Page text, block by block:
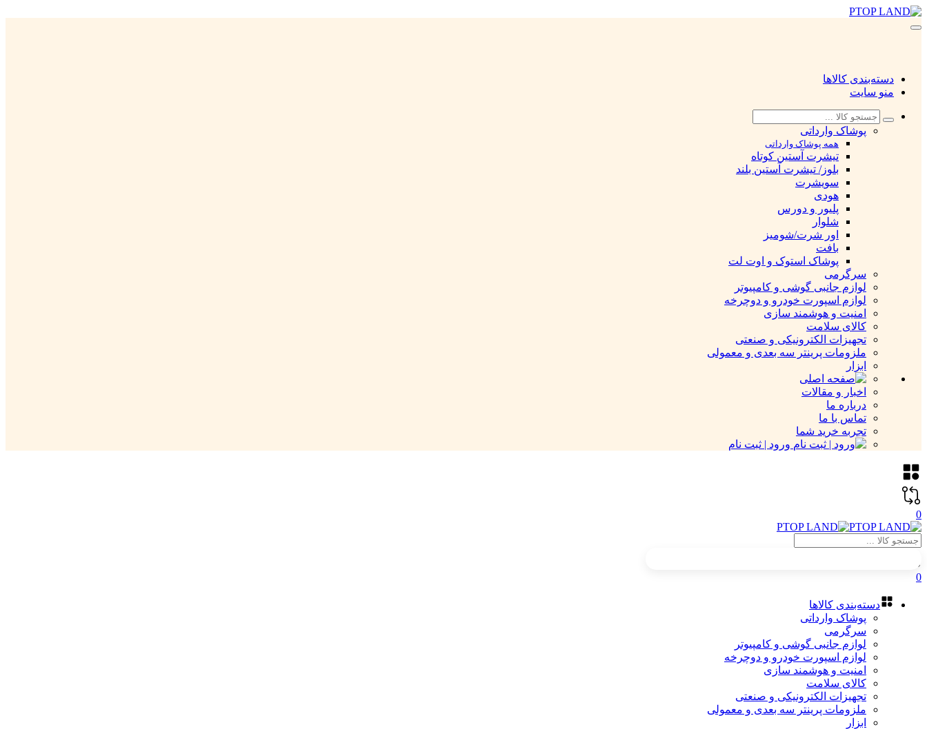
دسته‌بندی کالاها
منو سایت
پوشاک وارداتی
همه پوشاک وارداتی
تیشرت آستین کوتاه
بلوز/ تیشرت آستین بلند
سویشرت
هودی
پلیور و دورس
شلوار
اور شرت/شومیز
بافت
پوشاک استوک و اوت لت
سرگرمی
لوازم جانبی گوشی و کامپیوتر
لوازم اسپورت خودرو و دوچرخه
امنیت و هوشمند سازی
کالای سلامت
تجهیزات الکترونیکی و صنعتی
ملزومات پرینتر سه بعدی و معمولی
ابزار
اخبار و مقالات
درباره ما
تماس با ما
تجربه خرید شما
ورود | ثبت نام
0
0
دسته‌بندی کالاها
پوشاک وارداتی
سرگرمی
لوازم جانبی گوشی و کامپیوتر
لوازم اسپورت خودرو و دوچرخه
امنیت و هوشمند سازی
کالای سلامت
تجهیزات الکترونیکی و صنعتی
ملزومات پرینتر سه بعدی و معمولی
ابزار